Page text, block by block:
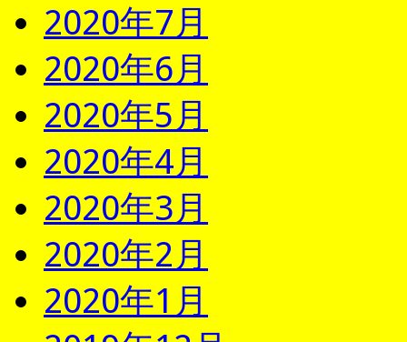
2020年7月
2020年6月
2020年5月
2020年4月
2020年3月
2020年2月
2020年1月